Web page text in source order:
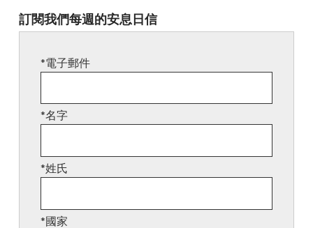
訂閱我們每週的安息日信
*電子郵件
*名字
*姓氏
*國家